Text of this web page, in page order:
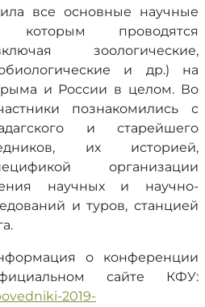
все основные научные
которым проводятся
зоологические,
и др.) на
и России в целом. Во
познакомились с
и старейшего
их историей,
организации
научных и научно-
и туров, станцией
о конференции
сайте КФУ:
2019-